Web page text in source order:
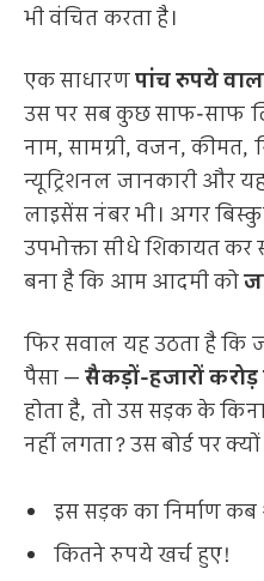
भी वंचित करता है।
एक साधारणपांच रुपये
उस पर सब कुछ साफ-साफ
नाम, सामग्री, वजन, कीमत,
न्यूट्रिशनल जानकारी और
लाइसेंस नंबर भी। अगर
उपभोक्ता सीधे शिकायत
बना है कि आम आदमी को
फिर सवाल यह उठता है
पैसा —सैकड़ों-हजारों
होता है, तो उस सड़क के
नहीं लगता? उस बोर्ड पर
इस सड़क का निर्माण
कितने रुपये खर्च हुए!